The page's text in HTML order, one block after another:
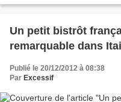
Un petit bistrôt
remarquable dans
Publié le 20/12/2012 à 08:38
Par Excessif